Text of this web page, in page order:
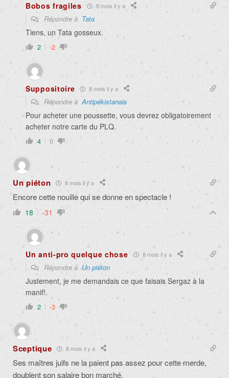
Bobos fragiles 8 mois il y a
Répondre à Tata
Tiens, un Tata gosseux.
2 -2
Suppositoire 8 mois il y a
Répondre àAntipékistanais
Pour acheter une poussette, vous devrez obligatoirement
acheter notre carte du PLQ.
4 0
Un piéton 8 mois il y a
Encore cette nouille qui se donne en spectacle !
18 -31
Un anti-pro quelque chose 8 mois il y a
Répondre àUn piéton
Justement, je me demandais ce que faisais Sergaz à la
manif!.
2 -3
Sceptique 8 mois il y a
Ses maîtres juifs ne la paient pas assez pour cette merde,
doublent son salaire bon marché.